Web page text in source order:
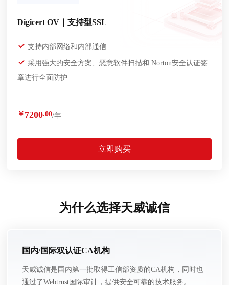
Digicert OV｜支持型SSL
支持内部网络和内部通信
采用强大的安全方案、恶意软件扫描和 Norton安全认证签
章进行全面防护
￥ 7200.00/年
立即购买
为什么选择天威诚信
国内/国际双认证CA机构
天威诚信是国内第一批取得工信部资质的CA机构，同时也
通过了Webtrust国际审计，提供安全可靠的技术服务。